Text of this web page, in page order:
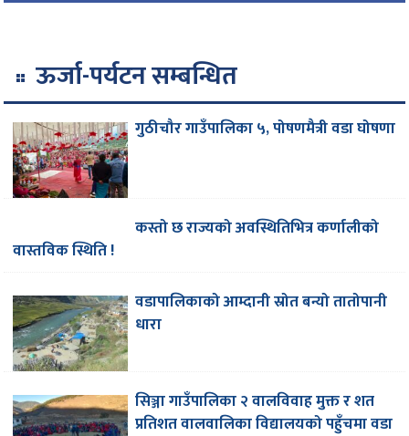
ऊर्जा-पर्यटन सम्बन्धित
गुठीचौर गाउँपालिका ५, पोषणमैत्री वडा घोषणा
कस्तो छ राज्यको अवस्थितिभित्र कर्णालीको
वास्तविक स्थिति !
वडापालिकाको आम्दानी स्रोत बन्यो तातोपानी
धारा
सिञ्जा गाउँपालिका २ वालविवाह मुक्त र शत
प्रतिशत वालवालिका विद्यालयको पहुँचमा वडा